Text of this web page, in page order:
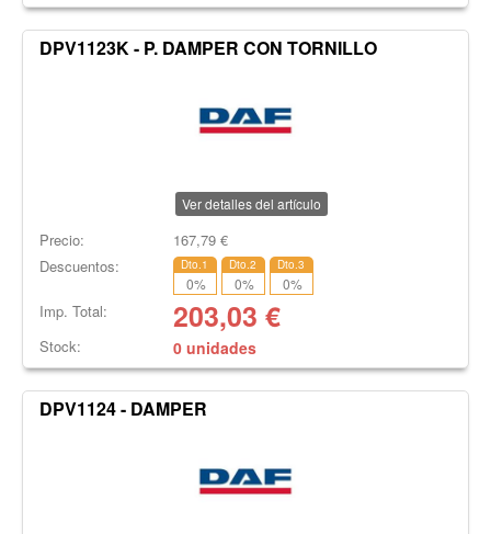
DPV1123K - P. DAMPER CON TORNILLO
Ver detalles del artículo
Precio: 167,79€
Descuentos:
Dto.1
0%
Dto.2
0%
Dto.3
0%
Imp. Total: 203,03 €
Stock: 0 unidades
DPV1124 - DAMPER